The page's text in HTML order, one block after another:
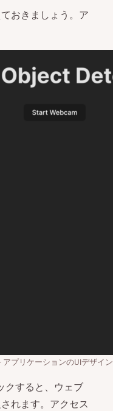
おきましょう。ア
アプリケーションのUIデザイン
クすると、ウェブ
れます。アクセス